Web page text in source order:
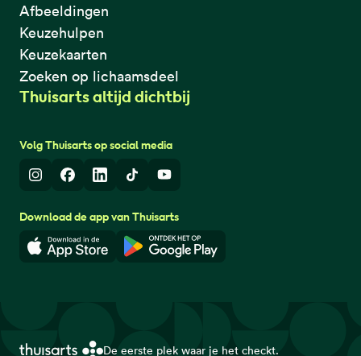
Afbeeldingen
Keuzehulpen
Keuzekaarten
Zoeken op lichaamsdeel
Thuisarts altijd dichtbij
Volg Thuisarts op social media
InstagramFacebook
LinkedInTikTokYoutube
Download de app van Thuisarts
Download in de App StoreDownload in de Google Play
De eerste plek waar je het checkt.